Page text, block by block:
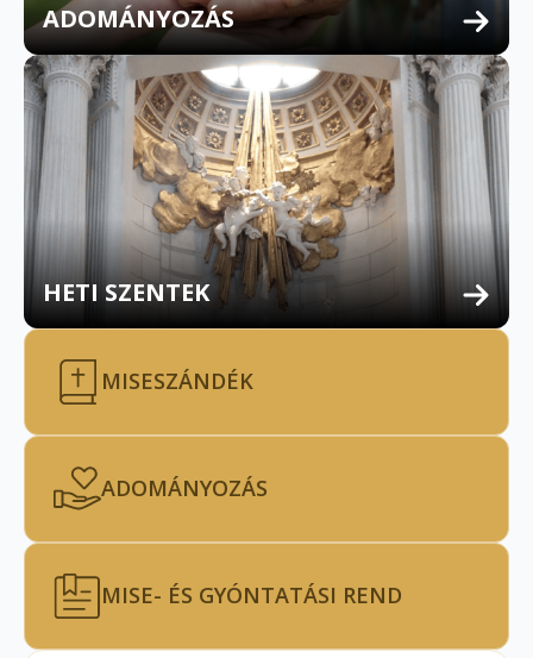
ADOMÁNYOZÁS
HETI SZENTEK
MISESZÁNDÉK
ADOMÁNYOZÁS
MISE- ÉS GYÓNTATÁSI REND